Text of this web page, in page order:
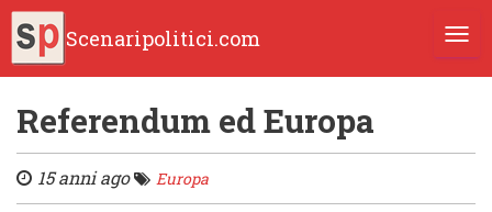
Scenaripolitici.com
Referendum ed Europa
15 anni ago Europa